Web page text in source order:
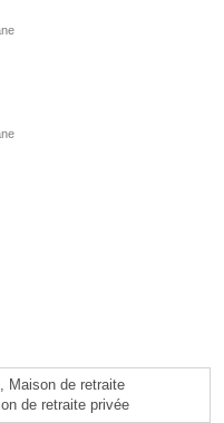
Maison de retraite
de retraite privée